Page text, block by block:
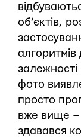
об’єктів,
алгоритмів
фото
просто
вже вище –
здавався